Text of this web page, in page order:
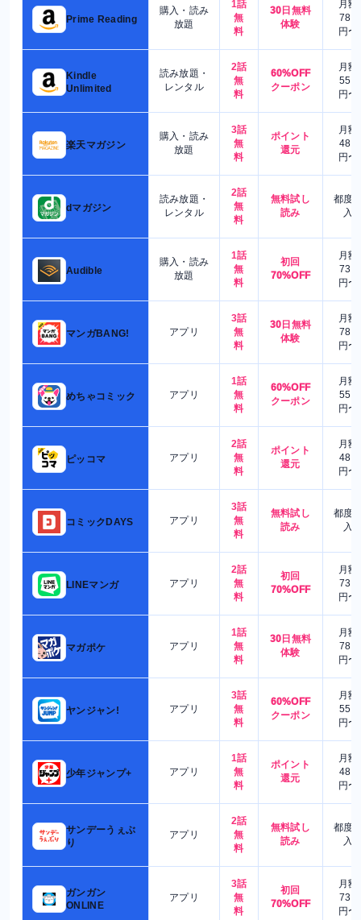
Prime Reading
購入・読み
放題
1話
無
料
30日無料
体験
月額
780
円〜
Kindle
Unlimited
読み放題・
レンタル
2話
無
料
60%OFF
クーポン
月額
550
円〜
楽天マガジン
購入・読み
放題
3話
無
料
ポイント
還元
月額
480
円〜
dマガジン
読み放題・
レンタル
2話
無
料
無料試し
読み
都度
入
Audible
購入・読み
放題
1話
無
料
初回
70%OFF
月額
730
円〜
マンガBANG! アプリ
3話
無
料
30日無料
体験
月額
780
円〜
めちゃコミック アプリ
1話
無
料
60%OFF
クーポン
月額
550
円〜
ピッコマ アプリ
2話
無
料
ポイント
還元
月額
480
円〜
コミックDAYS アプリ
3話
無
料
無料試し
読み
都度
入
LINEマンガ アプリ
2話
無
料
初回
70%OFF
月額
730
円〜
マガポケ アプリ
1話
無
料
30日無料
体験
月額
780
円〜
ヤンジャン! アプリ
3話
無
料
60%OFF
クーポン
月額
550
円〜
少年ジャンプ+ アプリ
1話
無
料
ポイント
還元
月額
480
円〜
サンデーうぇぶ
り
アプリ
2話
無
料
無料試し
読み
都度
入
ガンガン
ONLINE
アプリ
3話
無
料
初回
70%OFF
月額
730
円〜